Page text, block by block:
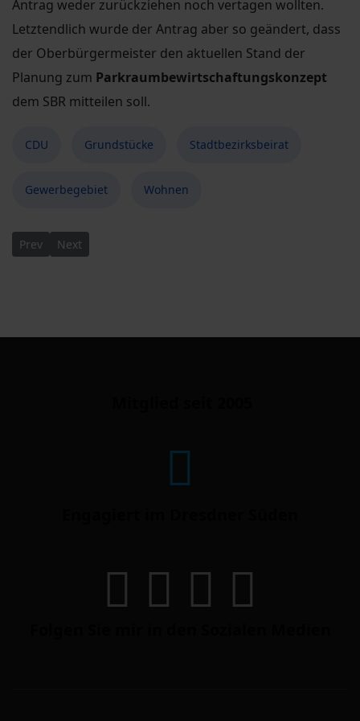
Antrag weder zurückziehen noch vertagen wollten.
Letztendlich wurde der Antrag aber so geändert, dass
der Oberbürgermeister den aktuellen Stand der
Planung zum Parkraumbewirtschaftungskonzept
dem SBR mitteilen soll.
CDU Grundstücke Stadtbezirksbeirat
Gewerbegebiet Wohnen
Previous article: Budget Stadtbezirksbeirat Dresden Plauen
Prev Next article: Neuwahl Vorstand CDU Dresdner Süden
Next